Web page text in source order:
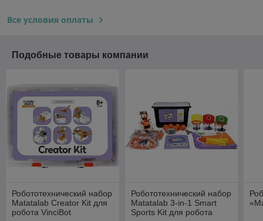
Все условия оплаты
Подобные товары компании
Робототехнический набор
Matatalab Creator Kit для
робота VinciBot
Робототехнический набор
Matatalab 3-in-1 Smart
Sports Kit для робота